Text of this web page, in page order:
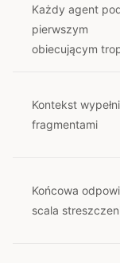
Każdy agent
pierwszym
obiecującym
Kontekst
fragmentami
Końcowa
scala